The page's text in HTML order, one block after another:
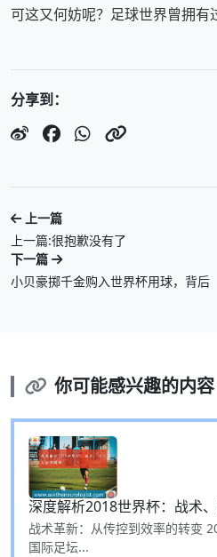
可这又何妨呢？足球世界曾拥
分享到：
上一篇
上一篇:很抱歉没有了
下一篇
小贝豪掷千金购入世界杯用球，背后
你可能感兴趣的内容
深度解析2018世界杯：战术
战术革新：从传控到效率的转变
国际足坛...